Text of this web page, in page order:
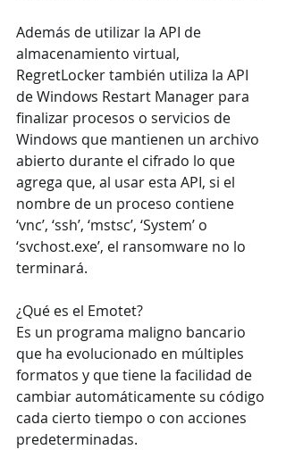
Además de utilizar la API de
almacenamiento virtual,
RegretLocker también utiliza la API
de Windows Restart Manager para
finalizar procesos o servicios de
Windows que mantienen un archivo
abierto durante el cifrado lo que
agrega que, al usar esta API, si el
nombre de un proceso contiene
‘vnc’, ‘ssh’, ‘mstsc’, ‘System’ o
‘svchost.exe’, el ransomware no lo
terminará.
¿Qué es el Emotet?
Es un programa maligno bancario
que ha evolucionado en múltiples
formatos y que tiene la facilidad de
cambiar automáticamente su código
cada cierto tiempo o con acciones
predeterminadas.